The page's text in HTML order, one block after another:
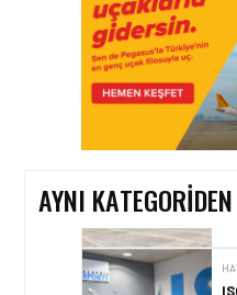
AYNI KATEGORIDEN